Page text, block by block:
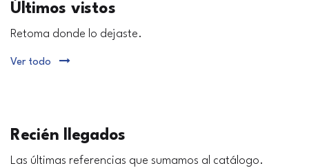
Últimos vistos
Retoma donde lo dejaste.
Ver todo
Recién llegados
Las últimas referencias que sumamos al catálogo.